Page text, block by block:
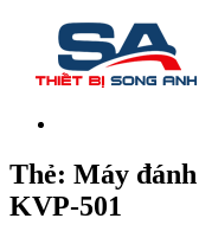
Thẻ: Máy
KVP-501